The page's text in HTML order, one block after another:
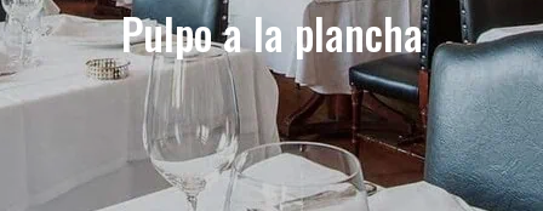
Pulpo a la plancha